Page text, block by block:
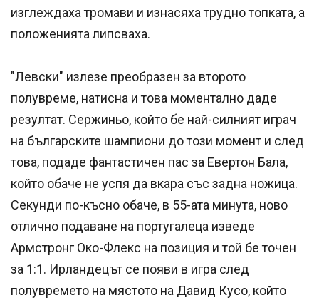
изглеждаха тромави и изнасяха трудно топката, а
положенията липсваха.
"Левски" излезе преобразен за второто
полувреме, натисна и това моментално даде
резултат. Сержиньо, който бе най-силният играч
на българските шампиони до този момент и след
това, подаде фантастичен пас за Евертон Бала,
който обаче не успя да вкара със задна ножица.
Секунди по-късно обаче, в 55-ата минута, ново
отлично подаване на португалеца изведе
Армстронг Око-Флекс на позиция и той бе точен
за 1:1. Ирландецът се появи в игра след
полувремето на мястото на Давид Кусо, който